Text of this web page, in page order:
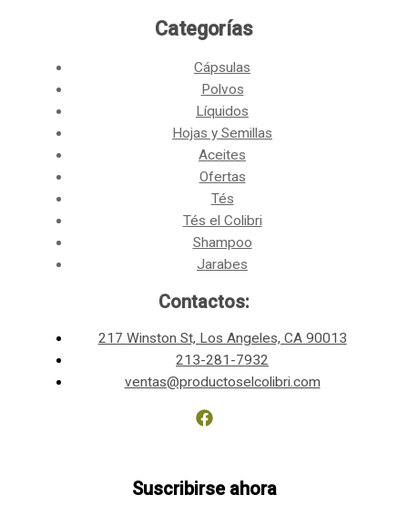
Categorías​
Cápsulas
Polvos
Líquidos
Hojas y Semillas
Aceites
Ofertas
Tés
Tés el Colibri
Shampoo
Jarabes
Contactos:
217 Winston St, Los Angeles, CA 90013
213-281-7932
ventas@productoselcolibri.com
Suscribirse ahora